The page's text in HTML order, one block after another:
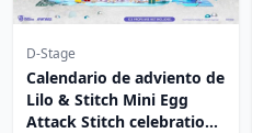
D-Stage
Calendario de adviento de
Lilo & Stitch Mini Egg
Attack Stitch celebration